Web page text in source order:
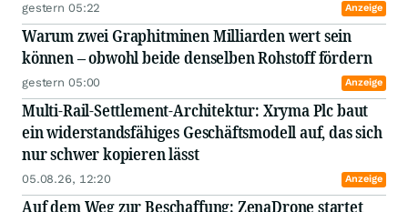
gestern 05:22 Anzeige
Warum zwei Graphitminen Milliarden wert sein
können – obwohl beide denselben Rohstoff fördern
gestern 05:00 Anzeige
Multi-Rail-Settlement-Architektur: Xryma Plc baut
ein widerstandsfähiges Geschäftsmodell auf, das sich
nur schwer kopieren lässt
05.08.26, 12:20 Anzeige
Auf dem Weg zur Beschaffung: ZenaDrone startet